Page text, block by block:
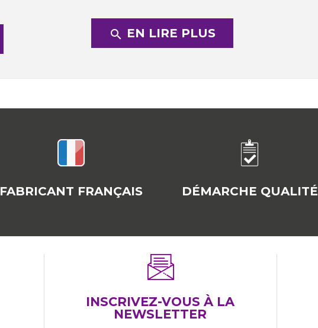
search EN LIRE PLUS
FABRICANT FRANÇAIS DÉMARCHE QUALITÉ
INSCRIVEZ-VOUS À LA
NEWSLETTER